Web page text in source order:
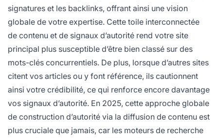
signatures et les backlinks, offrant ainsi une vision
globale de votre expertise. Cette toile interconnectée
de contenu et de signaux d’autorité rend votre site
principal plus susceptible d’être bien classé sur des
mots-clés concurrentiels. De plus, lorsque d’autres sites
citent vos articles ou y font référence, ils cautionnent
ainsi votre crédibilité, ce qui renforce encore davantage
vos signaux d’autorité. En 2025, cette approche globale
de construction d’autorité via la diffusion de contenu est
plus cruciale que jamais, car les moteurs de recherche